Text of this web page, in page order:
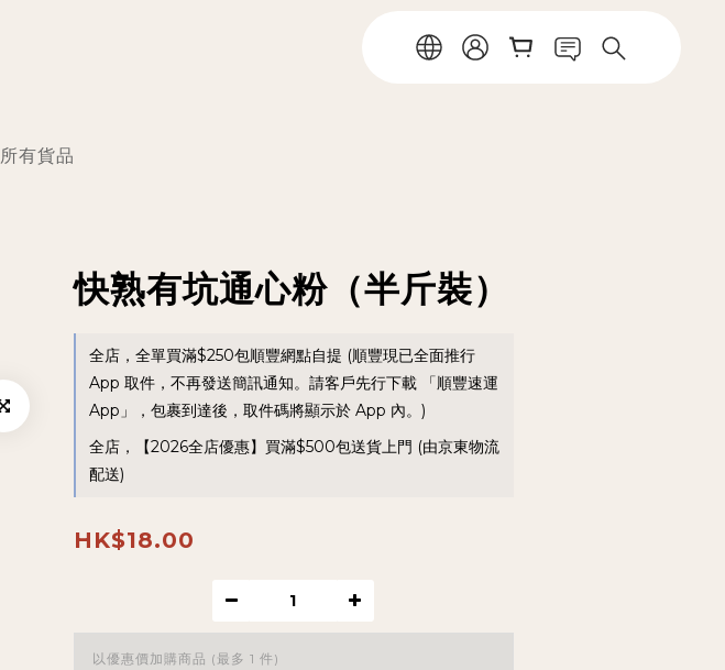
所有貨品
快熟有坑通心粉（半斤裝）
全店，全單買滿$250包順豐網點自提 (順豐現已全面推行
App 取件，不再發送簡訊通知。請客戶先行下載 「順豐速運
App」，包裹到達後，取件碼將顯示於 App 內。)
全店，【2026全店優惠】買滿$500包送貨上門 (由京東物流
配送)
HK$18.00
以優惠價加購商品 (最多 1 件)